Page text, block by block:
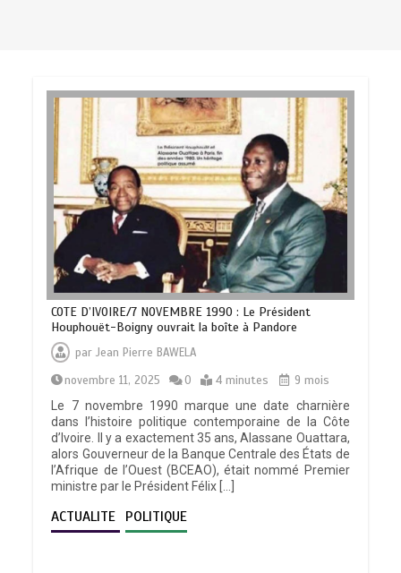
COTE D’IVOIRE/7 NOVEMBRE 1990 : Le Président
Houphouët-Boigny ouvrait la boîte à Pandore
parJean Pierre BAWELA
novembre 11, 2025
0 4 minutes
9 mois
Le 7 novembre 1990 marque une date charnière
dans l’histoire politique contemporaine de la Côte
d’Ivoire. Il y a exactement 35 ans, Alassane Ouattara,
alors Gouverneur de la Banque Centrale des États de
l’Afrique de l’Ouest (BCEAO), était nommé Premier
ministre par le Président Félix […]
ACTUALITE POLITIQUE